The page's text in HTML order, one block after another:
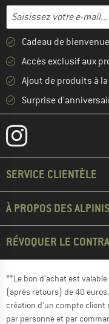
Adresse e-mail
Entrez votre adresse
Cadeau de
Accès exclusif aux
Ajout de produits à
Surprise
SERVICE CLIENTÈLE
À PROPOS DES
RÉVOQUER LE
**Le bon d'achat est
(après retours) de 40
création d'un compte client
par personne et par